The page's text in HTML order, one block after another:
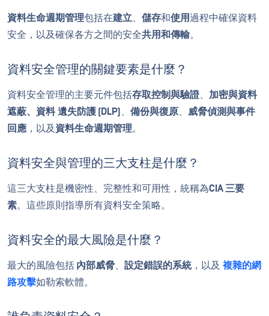
資料生命週期管理包括在建立 儲存和使用過程中確保資料
安全，以及確保各方之間的安全共用和傳輸。
資料安全管理的關鍵要素是什麼？
資料安全管理的主要元件包括存取控制與驗證、 加密與資料
遮蔽、資料 遺失防護 (DLP) 備份與復原
威脅偵測與事件
回應 ，以及 資料生命週期管理。
資料安全與管理的三大支柱是什麼？
這三大支柱是機密性、完整性和可用性，統稱為CIA 三要
素。這些原則指導所有資料安全策略。
資料安全的最大風險是什麼？
最大的風險包括 內部威脅 設定錯誤的系統，以及 複雜的網
路攻擊如勒索軟體。